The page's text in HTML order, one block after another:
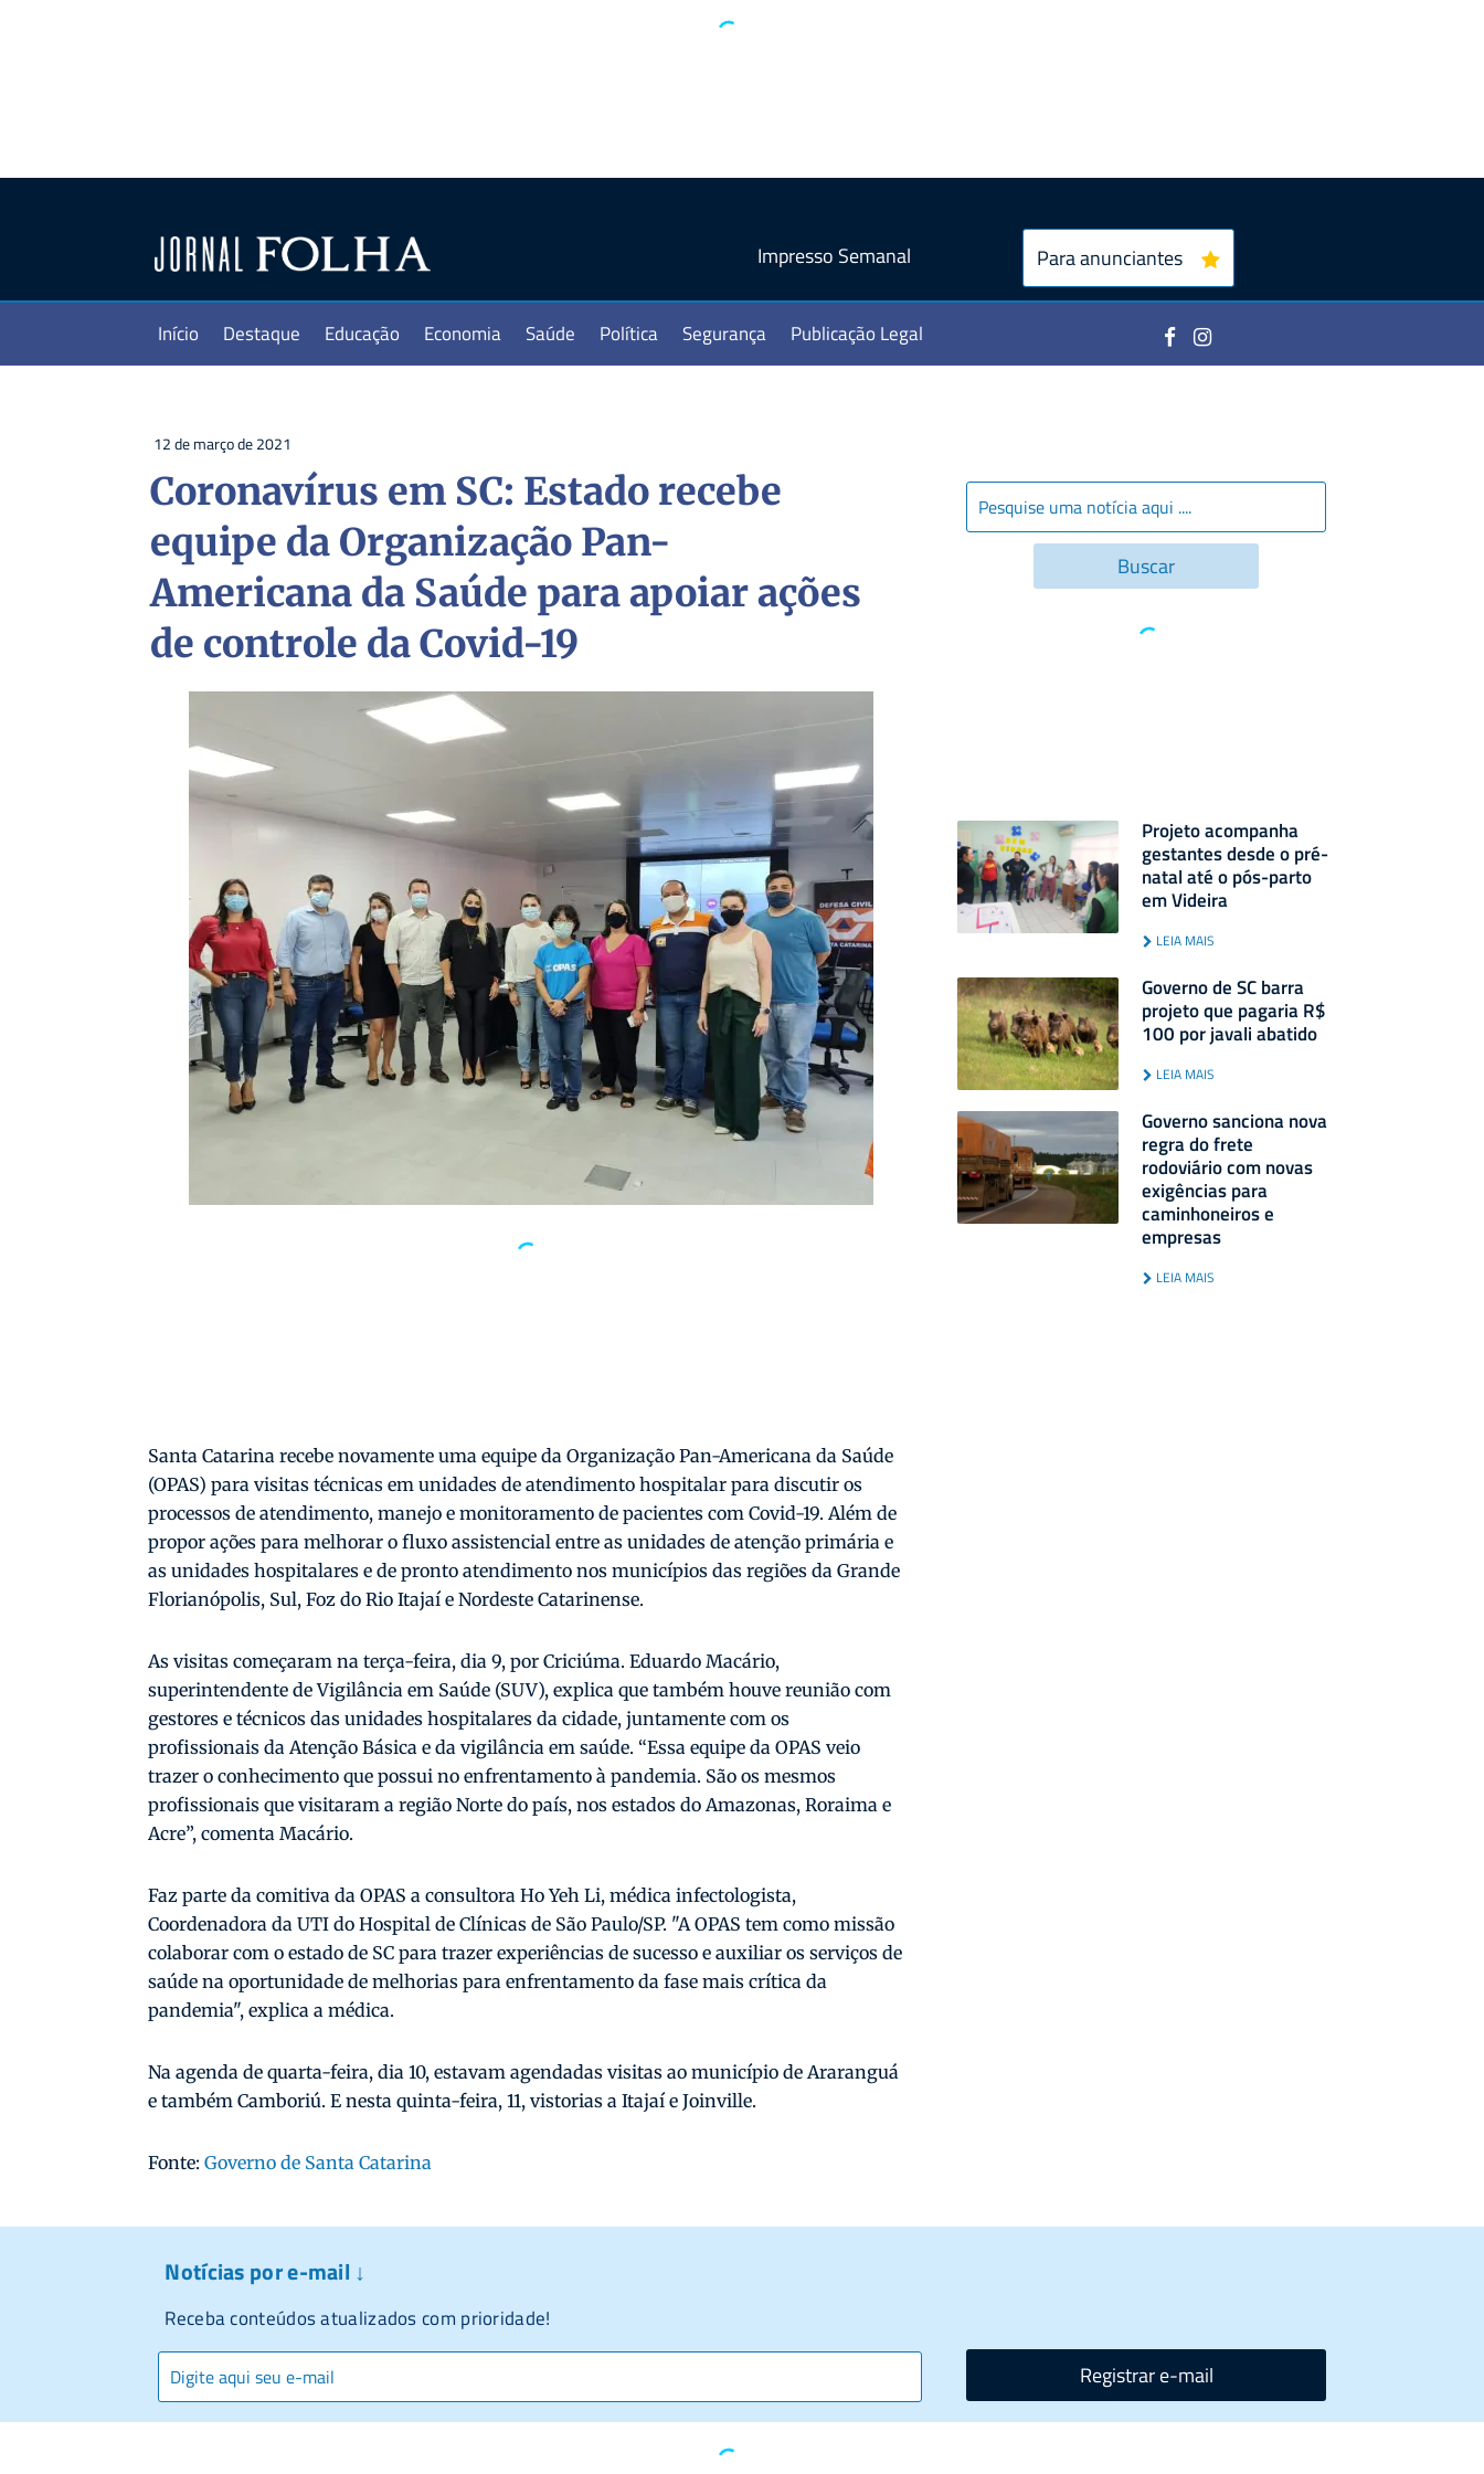
Impresso Semanal Para anunciantes
Início Destaque Educação Economia Saúde Política Segurança Publicação Legal
12 de março de 2021
Coronavírus em SC: Estado recebe
equipe da Organização Pan-
Americana da Saúde para apoiar ações
de controle da Covid-19
Santa Catarina recebe novamente uma equipe da Organização Pan-Americana da Saúde
(OPAS) para visitas técnicas em unidades de atendimento hospitalar para discutir os
processos de atendimento, manejo e monitoramento de pacientes com Covid-19. Além de
propor ações para melhorar o fluxo assistencial entre as unidades de atenção primária e
as unidades hospitalares e de pronto atendimento nos municípios das regiões da Grande
Florianópolis, Sul, Foz do Rio Itajaí e Nordeste Catarinense.
As visitas começaram na terça-feira, dia 9, por Criciúma. Eduardo Macário,
superintendente de Vigilância em Saúde (SUV), explica que também houve reunião com
gestores e técnicos das unidades hospitalares da cidade, juntamente com os
profissionais da Atenção Básica e da vigilância em saúde. “Essa equipe da OPAS veio
trazer o conhecimento que possui no enfrentamento à pandemia. São os mesmos
profissionais que visitaram a região Norte do país, nos estados do Amazonas, Roraima e
Acre”, comenta Macário.
Faz parte da comitiva da OPAS a consultora Ho Yeh Li, médica infectologista,
Coordenadora da UTI do Hospital de Clínicas de São Paulo/SP. "A OPAS tem como missão
colaborar com o estado de SC para trazer experiências de sucesso e auxiliar os serviços de
saúde na oportunidade de melhorias para enfrentamento da fase mais crítica da
pandemia", explica a médica.
Na agenda de quarta-feira, dia 10, estavam agendadas visitas ao município de Araranguá
e também Camboriú. E nesta quinta-feira, 11, vistorias a Itajaí e Joinville.
Fonte: Governo de Santa Catarina
Projeto acompanha
gestantes desde o pré-
natal até o pós-parto
em Videira
LEIA MAIS
Governo de SC barra
projeto que pagaria R$
100 por javali abatido
LEIA MAIS
Governo sanciona nova
regra do frete
rodoviário com novas
exigências para
caminhoneiros e
empresas
LEIA MAIS
Notícias por e-mail ↓
Receba conteúdos atualizados com prioridade!
Registrar e-mail